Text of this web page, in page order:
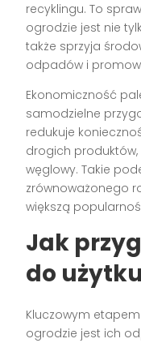
recyklingu. To
ogrodzie jest nie
także sprzyja
odpadów i
Ekonomiczność
samodzielne
redukuje
drogich
węglowy. Takie
zrównoważonego
większą
Jak
do
Kluczowym
ogrodzie jest ich